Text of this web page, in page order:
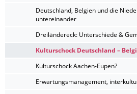
Deutschland, Belgien und die
untereinander
Dreiländereck: Unterschiede &
Kulturschock Deutschland –
Kulturschock Aachen-Eupen?
Erwartungsmanagement,